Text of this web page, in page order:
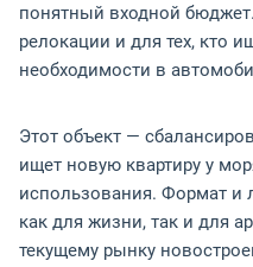
понятный входной
релокации и для тех, кто
необходимости в
Этот объект —
ищет новую квартиру у
использования. Формат и
как для жизни, так и для
текущему рынку